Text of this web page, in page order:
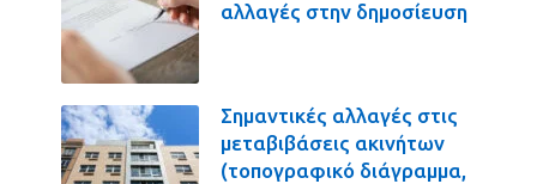
αλλαγές στην δημοσίευση
Σημαντικές αλλαγές στις
μεταβιβάσεις ακινήτων
(τοπογραφικό διάγραμμα,